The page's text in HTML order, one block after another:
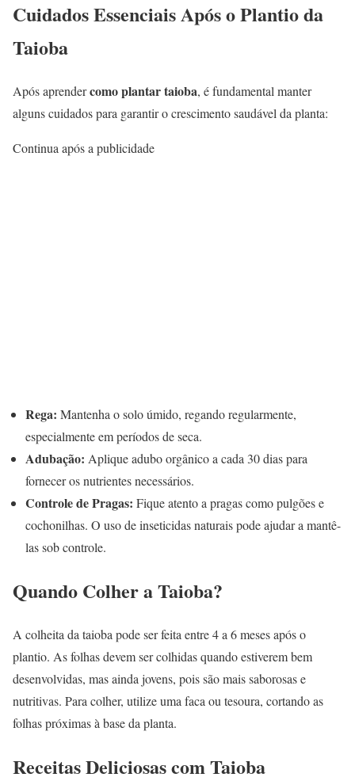
Cuidados Essenciais Após o Plantio da
Taioba
Após aprendercomo plantar taioba, é fundamental manter
alguns cuidados para garantir o crescimento saudável da planta:
Continua após a publicidade
Rega: Mantenha o solo úmido, regando regularmente,
especialmente em períodos de seca.
Adubação: Aplique adubo orgânico a cada 30 dias para
fornecer os nutrientes necessários.
Controle de Pragas: Fique atento a pragas como pulgões e
cochonilhas. O uso de inseticidas naturais pode ajudar a mantê-
las sob controle.
Quando Colher a Taioba?
A colheita da taioba pode ser feita entre 4 a 6 meses após o
plantio. As folhas devem ser colhidas quando estiverem bem
desenvolvidas, mas ainda jovens, pois são mais saborosas e
nutritivas. Para colher, utilize uma faca ou tesoura, cortando as
folhas próximas à base da planta.
Receitas Deliciosas com Taioba